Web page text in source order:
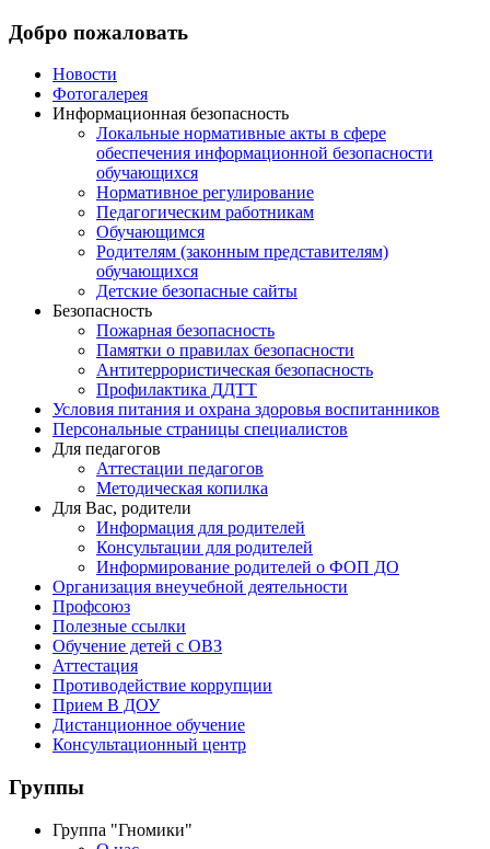
Добро пожаловать
Новости
Фотогалерея
Информационная безопасность
Локальные нормативные акты в сфере
обеспечения информационной безопасности
обучающихся
Нормативное регулирование
Педагогическим работникам
Обучающимся
Родителям (законным представителям)
обучающихся
Детские безопасные сайты
Безопасность
Пожарная безопасность
Памятки о правилах безопасности
Антитеррористическая безопасность
Профилактика ДДТТ
Условия питания и охрана здоровья воспитанников
Персональные страницы специалистов
Для педагогов
Аттестации педагогов
Методическая копилка
Для Вас, родители
Информация для родителей
Консультации для родителей
Информирование родителей о ФОП ДО
Организация внеучебной деятельности
Профсоюз
Полезные ссылки
Обучение детей с ОВЗ
Аттестация
Противодействие коррупции
Прием В ДОУ
Дистанционное обучение
Консультационный центр
Группы
Группа "Гномики"